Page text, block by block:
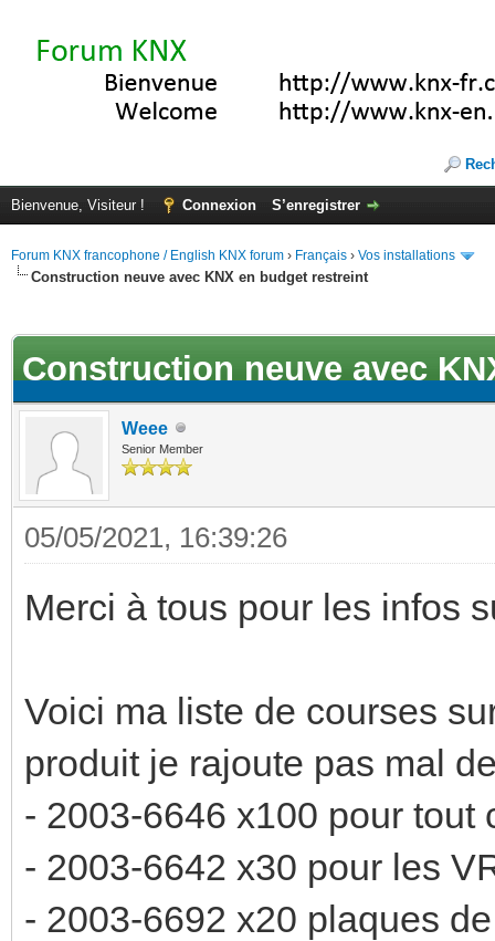
Bienvenue, Visiteur ! Connexion S’enregistrer
Forum KNX francophone / English KNX forum › Français › Vos installations
Construction neuve avec KNX en budget restreint
Construction neuve avec
Weee
Senior Member
05/05/2021, 16:39:26
Merci à tous pour les infos
Voici ma liste de courses
produit je rajoute pas mal
- 2003-6646 x100 pour tout
- 2003-6642 x30 pour les
- 2003-6692 x20 plaques